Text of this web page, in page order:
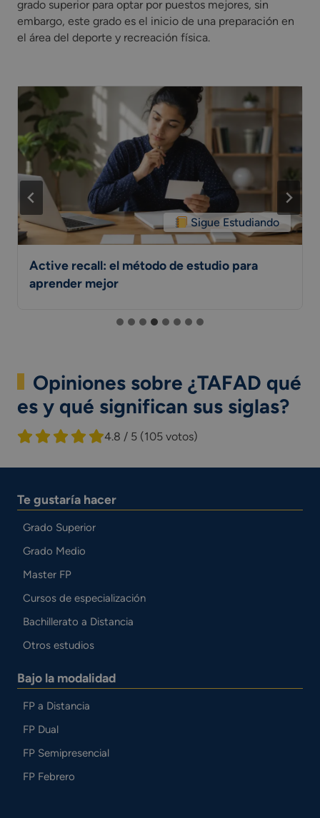
grado superior para optar por puestos mejores, sin
embargo, este grado es el inicio de una preparación en
el área del deporte y recreación física.
Sigue Estudiando
Active recall: el método de estudio para
aprender mejor
Opiniones sobre ¿TAFAD qué
es y qué significan sus siglas?
4.8 / 5 (105 votos)
Te gustaría hacer
Grado Superior
Grado Medio
Master FP
Cursos de especialización
Bachillerato a Distancia
Otros estudios
Bajo la modalidad
FP a Distancia
FP Dual
FP Semipresencial
FP Febrero